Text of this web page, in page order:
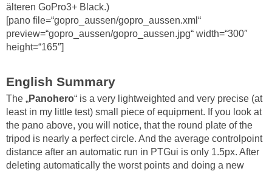
älteren GoPro3+ Black.)
[pano file=“gopro_aussen/gopro_aussen.xml“
preview=“gopro_aussen/gopro_aussen.jpg“ width=“300″
height=“165″]
English Summary
The „Panohero“ is a very lightweighted and very precise (at
least in my little test) small piece of equipment. If you look at
the pano above, you will notice, that the round plate of the
tripod is nearly a perfect circle. And the average controlpoint
distance after an automatic run in PTGui is only 1.5px. After
deleting automatically the worst points and doing a new